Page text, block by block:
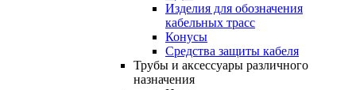
Изделия для обозначения
кабельных трасс
Конусы
Средства защиты кабеля
Трубы и аксессуары различного
назначения